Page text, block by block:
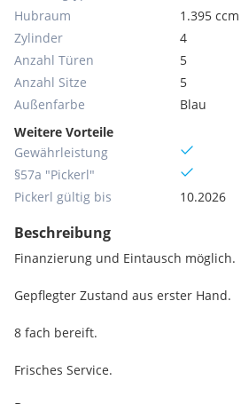
Hubraum
1.395 ccm
Zylinder
4
Anzahl Türen
5
Anzahl Sitze
5
Außenfarbe
Blau
Weitere Vorteile
Gewährleistung
§57a "Pickerl"
Pickerl gültig bis
10.2026
Beschreibung
Finanzierung und Eintausch möglich.
Gepflegter Zustand aus erster Hand.
8 fach bereift.
Frisches Service.